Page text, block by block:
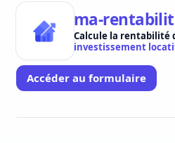
ma-
Calcule la rentabilité
investissement
Accéder au formulaire